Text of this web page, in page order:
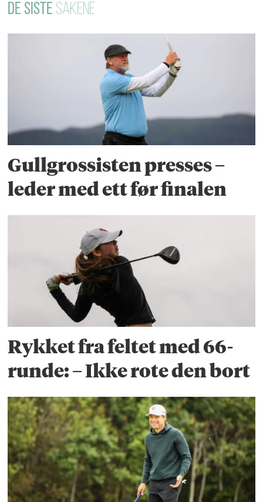
DE SISTE SAKENE
Gullgrossisten presses –
leder med ett før finalen
Rykket fra feltet med 66-
runde: – Ikke rote den bort